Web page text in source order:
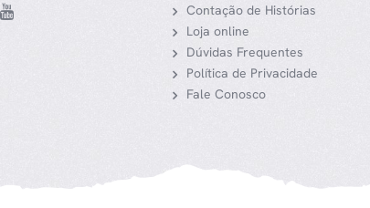
Contação de Histórias
Loja online
Dúvidas Frequentes
Política de Privacidade
Fale Conosco